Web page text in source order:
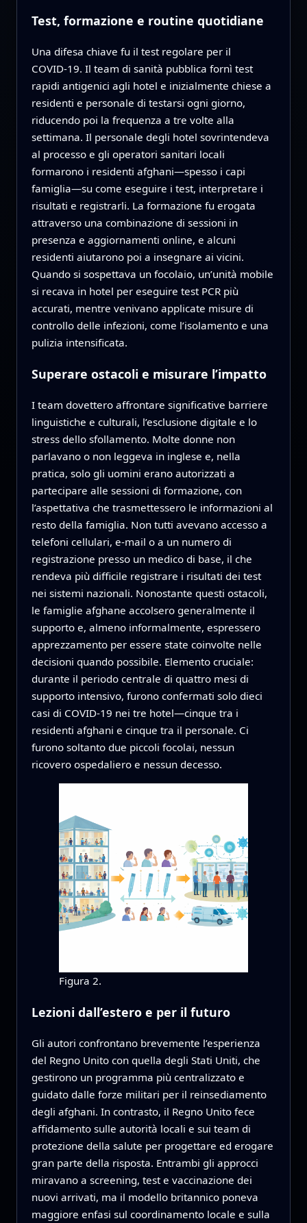
Test, formazione e routine quotidiane
Una difesa chiave fu il test regolare per il
COVID‑19. Il team di sanità pubblica fornì test
rapidi antigenici agli hotel e inizialmente chiese a
residenti e personale di testarsi ogni giorno,
riducendo poi la frequenza a tre volte alla
settimana. Il personale degli hotel sovrintendeva
al processo e gli operatori sanitari locali
formarono i residenti afghani—spesso i capi
famiglia—su come eseguire i test, interpretare i
risultati e registrarli. La formazione fu erogata
attraverso una combinazione di sessioni in
presenza e aggiornamenti online, e alcuni
residenti aiutarono poi a insegnare ai vicini.
Quando si sospettava un focolaio, un’unità mobile
si recava in hotel per eseguire test PCR più
accurati, mentre venivano applicate misure di
controllo delle infezioni, come l’isolamento e una
pulizia intensificata.
Superare ostacoli e misurare l’impatto
I team dovettero affrontare significative barriere
linguistiche e culturali, l’esclusione digitale e lo
stress dello sfollamento. Molte donne non
parlavano o non leggeva in inglese e, nella
pratica, solo gli uomini erano autorizzati a
partecipare alle sessioni di formazione, con
l’aspettativa che trasmettessero le informazioni al
resto della famiglia. Non tutti avevano accesso a
telefoni cellulari, e‑mail o a un numero di
registrazione presso un medico di base, il che
rendeva più difficile registrare i risultati dei test
nei sistemi nazionali. Nonostante questi ostacoli,
le famiglie afghane accolsero generalmente il
supporto e, almeno informalmente, espressero
apprezzamento per essere state coinvolte nelle
decisioni quando possibile. Elemento cruciale:
durante il periodo centrale di quattro mesi di
supporto intensivo, furono confermati solo dieci
casi di COVID‑19 nei tre hotel—cinque tra i
residenti afghani e cinque tra il personale. Ci
furono soltanto due piccoli focolai, nessun
ricovero ospedaliero e nessun decesso.
Figura 2.
Lezioni dall’estero e per il futuro
Gli autori confrontano brevemente l’esperienza
del Regno Unito con quella degli Stati Uniti, che
gestirono un programma più centralizzato e
guidato dalle forze militari per il reinsediamento
degli afghani. In contrasto, il Regno Unito fece
affidamento sulle autorità locali e sui team di
protezione della salute per progettare ed erogare
gran parte della risposta. Entrambi gli approcci
miravano a screening, test e vaccinazione dei
nuovi arrivati, ma il modello britannico poneva
maggiore enfasi sul coordinamento locale e sulla